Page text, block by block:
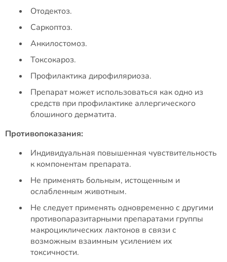
Отодектоз.
Саркоптоз.
Анкилостомоз.
Токсокароз.
Профилактика дирофиляриоза.
Препарат может использоваться как одно из
средств при профилактике аллергического
блошиного дерматита.
Противопоказания:
Индивидуальная повышенная чувствительность
к компонентам препарата.
Не применять больным, истощенным и
ослабленным животным.
Не следует применять одновременно с другими
противопаразитарными препаратами группы
макроциклических лактонов в связи с
возможным взаимным усилением их
токсичности.